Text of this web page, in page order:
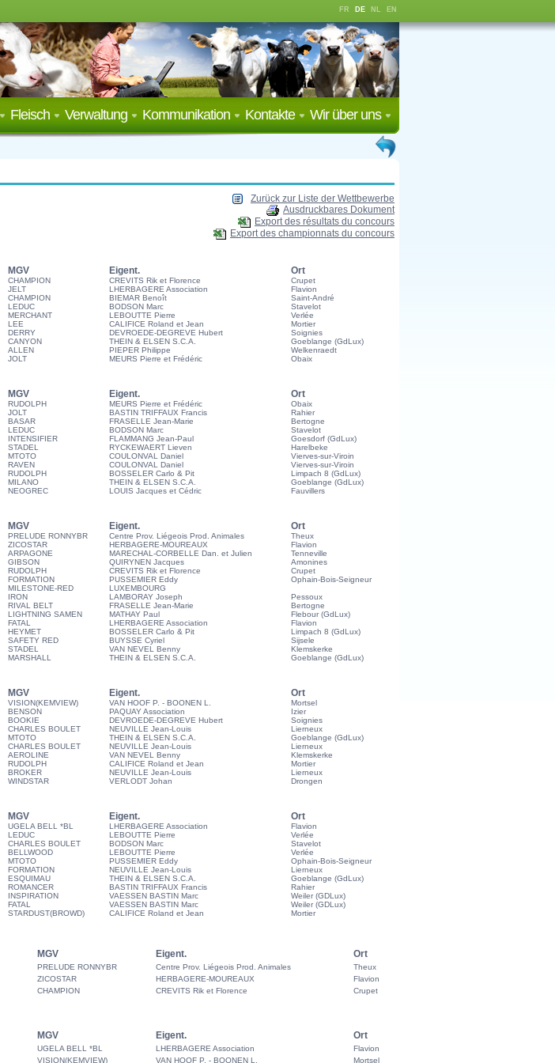
FR DE NL EN
Wir über uns
Kontakte
Kommunikation
Verwaltung
Fleisch
Zurück zur Liste der Wettbewerbe
Ausdruckbares Dokument
Export des résultats du concours
Export des championnats du concours
MGV Eigent. Ort
CHAMPION CREVITS Rik et Florence
Crupet
JELT LHERBAGERE Association
Flavion
CHAMPION BIEMAR Benoît
Saint-André
LEDUC BODSON Marc
Stavelot
MERCHANT LEBOUTTE Pierre
Verlée
LEE CALIFICE Roland et Jean
Mortier
DERRY DEVROEDE-DEGREVE Hubert
Soignies
CANYON THEIN & ELSEN S.C.A.
Goeblange (GdLux)
ALLEN PIEPER Philippe
Welkenraedt
JOLT MEURS Pierre et Frédéric Obaix
MGV Eigent. Ort
RUDOLPH MEURS Pierre et Frédéric
Obaix
JOLT BASTIN TRIFFAUX Francis
Rahier
BASAR FRASELLE Jean-Marie
Bertogne
LEDUC BODSON Marc
Stavelot
INTENSIFIER FLAMMANG Jean-Paul
Goesdorf (GdLux)
STADEL RYCKEWAERT Lieven
Harelbeke
MTOTO COULONVAL Daniel
Vierves-sur-Viroin
RAVEN COULONVAL Daniel
Vierves-sur-Viroin
RUDOLPH BOSSELER Carlo & Pit
Limpach 8 (GdLux)
MILANO THEIN & ELSEN S.C.A.
Goeblange (GdLux)
NEOGREC LOUIS Jacques et Cédric Fauvillers
MGV Eigent. Ort
PRELUDE RONNYBR Centre Prov. Liégeois Prod. Animales
Theux
ZICOSTAR HERBAGERE-MOUREAUX
Flavion
ARPAGONE MARECHAL-CORBELLE Dan. et Julien
Tenneville
GIBSON QUIRYNEN Jacques
Amonines
RUDOLPH CREVITS Rik et Florence
Crupet
FORMATION PUSSEMIER Eddy
Ophain-Bois-Seigneur
MILESTONE-RED
LUXEMBOURG
IRON LAMBORAY Joseph
Pessoux
RIVAL BELT FRASELLE Jean-Marie
Bertogne
LIGHTNING SAMEN MATHAY Paul
Flebour (GdLux)
FATAL LHERBAGERE Association
Flavion
HEYMET BOSSELER Carlo & Pit
Limpach 8 (GdLux)
SAFETY RED BUYSSE Cyriel
Sijsele
STADEL VAN NEVEL Benny
Klemskerke
MARSHALL THEIN & ELSEN S.C.A. Goeblange (GdLux)
MGV Eigent. Ort
VISION(KEMVIEW) VAN HOOF P. - BOONEN L.
Mortsel
BENSON PAQUAY Association
Izier
BOOKIE DEVROEDE-DEGREVE Hubert
Soignies
CHARLES BOULET NEUVILLE Jean-Louis
Lierneux
MTOTO THEIN & ELSEN S.C.A.
Goeblange (GdLux)
CHARLES BOULET NEUVILLE Jean-Louis
Lierneux
AEROLINE VAN NEVEL Benny
Klemskerke
RUDOLPH CALIFICE Roland et Jean
Mortier
BROKER NEUVILLE Jean-Louis
Lierneux
WINDSTAR VERLODT Johan Drongen
MGV Eigent. Ort
UGELA BELL *BL LHERBAGERE Association
Flavion
LEDUC LEBOUTTE Pierre
Verlée
CHARLES BOULET BODSON Marc
Stavelot
BELLWOOD LEBOUTTE Pierre
Verlée
MTOTO PUSSEMIER Eddy
Ophain-Bois-Seigneur
FORMATION NEUVILLE Jean-Louis
Lierneux
ESQUIMAU THEIN & ELSEN S.C.A.
Goeblange (GdLux)
ROMANCER BASTIN TRIFFAUX Francis
Rahier
INSPIRATION VAESSEN BASTIN Marc
Weiler (GDLux)
FATAL VAESSEN BASTIN Marc
Weiler (GDLux)
STARDUST(BROWD) CALIFICE Roland et Jean Mortier
MGV Eigent. Ort
PRELUDE RONNYBR Centre Prov. Liégeois Prod. Animales
Theux
ZICOSTAR HERBAGERE-MOUREAUX
Flavion
CHAMPION CREVITS Rik et Florence Crupet
MGV Eigent. Ort
UGELA BELL *BL LHERBAGERE Association
Flavion
VISION(KEMVIEW) VAN HOOF P. - BOONEN L. Mortsel